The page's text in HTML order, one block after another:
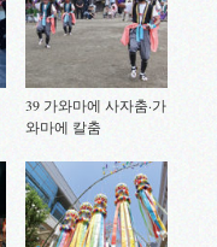
39 가와마에 사자춤·가
와마에 칼춤